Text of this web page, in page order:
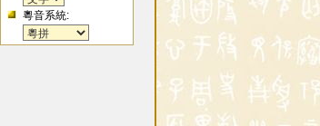
粵音系統: